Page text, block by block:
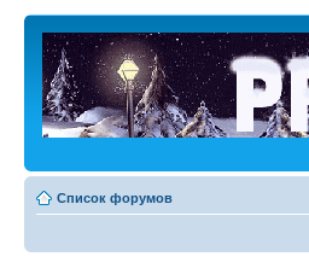
Список форумов